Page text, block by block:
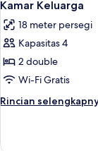
semua
foto
untuk
Kamar
Keluarga
Kamar Keluarga
18 meter persegi
Kapasitas 4
2 double
Wi-Fi Gratis
Rincian
Rincian